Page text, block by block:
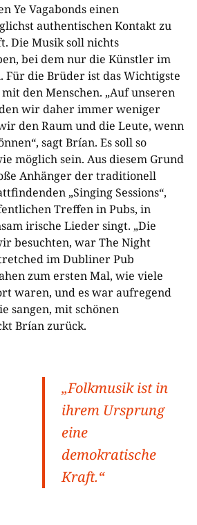
Ye Vagabonds einen
authentischen Kontakt zu
Die Musik soll nichts
bei dem nur die Künstler im
die Brüder ist das Wichtigste
den Menschen. „Auf unseren
wir daher immer weniger
den Raum und die Leute, wenn
sagt Brían. Es soll so
möglich sein. Aus diesem Grund
Anhänger der traditionell
„Singing Sessions“,
Treffen in Pubs, in
irische Lieder singt. „Die
besuchten, war The Night
im Dubliner Pub
zum ersten Mal, wie viele
waren, und es war aufregend
sangen, mit schönen
Brían zurück.
„Folkmusik ist in
ihrem Ursprung
eine
demokratische
Kraft.“